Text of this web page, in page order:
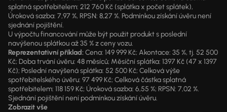
splatná spotřebitelem: 212 760 Kč (splátka x počet splátek),
Úroková sazba: 7,97 %, RPSN: 8,27 %. Podmínkou získání úvěru není
sjednání pojištění.
U výpočtu financování může být použit produkt s poslední
navýšenou splátkou až 35 % z ceny vozu.
Reprezentativní příklad:Cena: 149 999 Kč; Akontace: 35 %, tj. 52 500
Kč; Doba trvání úvěru: 48 měsíců; Měsíční splátka: 1397 Kč (47 x 1397
Kč); Poslední navýšená splátka: 52 500 Kč; Celková výše
spotřebitelského úvěru: 97 499 Kč; Celková částka splatná
spotřebitelem: 118 159 Kč; Úroková sazba: 6,55 %; RPSN: 7,02 %.
Sjednání pojištění není podmínkou získání úvěru.
Zobrazit vše